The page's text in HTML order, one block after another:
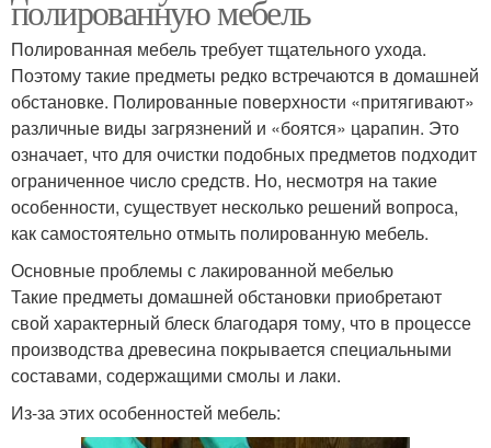
полированную мебель
Полированная мебель требует тщательного ухода.
Поэтому такие предметы редко встречаются в домашней
обстановке. Полированные поверхности «притягивают»
различные виды загрязнений и «боятся» царапин. Это
означает, что для очистки подобных предметов подходит
ограниченное число средств. Но, несмотря на такие
особенности, существует несколько решений вопроса,
как самостоятельно отмыть полированную мебель.
Основные проблемы с лакированной мебелью
Такие предметы домашней обстановки приобретают
свой характерный блеск благодаря тому, что в процессе
производства древесина покрывается специальными
составами, содержащими смолы и лаки.
Из-за этих особенностей мебель: